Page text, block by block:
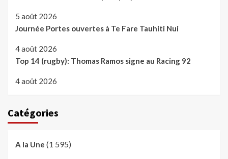
5 août 2026
Journée Portes ouvertes à Te Fare Tauhiti Nui
4 août 2026
Top 14 (rugby): Thomas Ramos signe au Racing 92
4 août 2026
Catégories
A la Une (1 595)